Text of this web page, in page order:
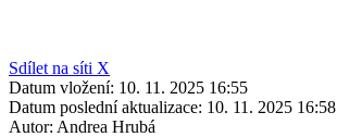
Sdílet na síti X
Datum vložení: 10. 11. 2025 16:55
Datum poslední aktualizace: 10. 11. 2025 16:58
Autor: Andrea Hrubá